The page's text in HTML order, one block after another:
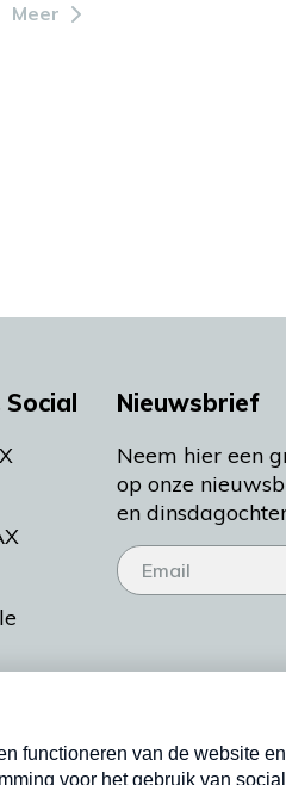
Meer
Nieuwsbrief
Neem hier een
op onze
en
Nieuwsbrief